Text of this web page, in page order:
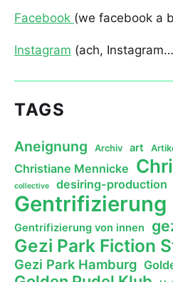
Facebook (we facebook a
Instagram (ach,
TAGS
Aneignung Archiv art
Christiane Mennicke
collective desiring-production
Gentrifizierung
Gentrifizierung von innen
Gezi Park Fiction
Gezi Park Hamburg